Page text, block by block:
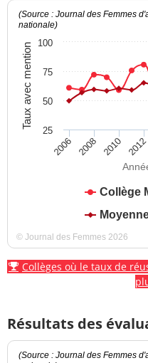
Taux avec mention
(Source : Journal des Femmes
nationale)
Collège
2006 2008 2010 2012
25
50
75
100
© Journal des Femmes 2026
Collèges où le taux de
Résultats des
(Source : Journal des Femmes